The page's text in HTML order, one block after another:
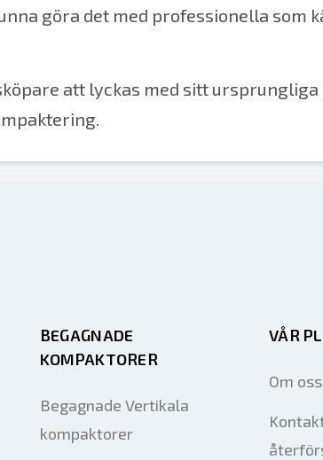
göra det med professionella som
att lyckas med sitt
BEGAGNADE
KOMPAKTORER
Begagnade Vertikala
kompaktorer
VÅR
Om oss